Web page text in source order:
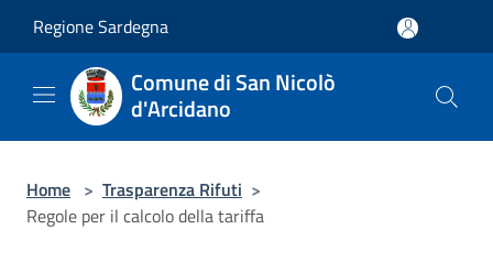
Regione Sardegna
Comune di San Nicolò
d'Arcidano
Home > Trasparenza Rifuti >
Regole per il calcolo della tariffa